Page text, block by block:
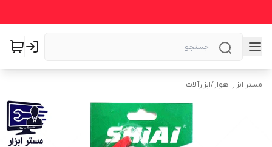
مستر ابزار اهواز/ابزارآلات